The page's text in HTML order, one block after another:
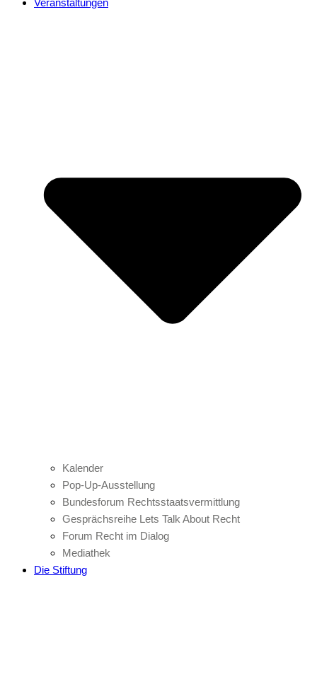
Veranstaltungen
Kalender
Pop-Up-Ausstellung
Bundesforum Rechtsstaatsvermittlung
Gesprächsreihe Lets Talk About Recht
Forum Recht im Dialog
Mediathek
Die Stiftung